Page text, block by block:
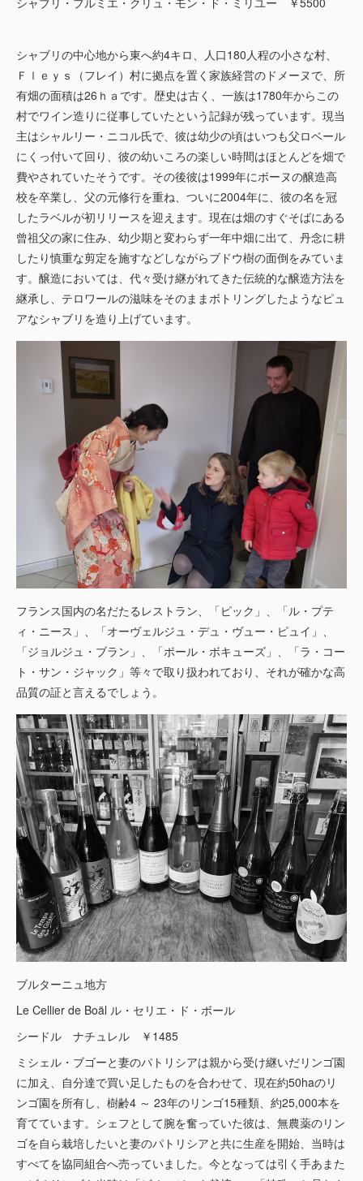
シャブリの中心地から東へ約4キロ、人口180人程の小さな村、
Ｆｌｅｙｓ（フレイ）村に拠点を置く家族経営のドメーヌで、所
有畑の面積は26ｈａです。歴史は古く、一族は1780年からこの
村でワイン造りに従事していたという記録が残っています。現当
主はシャルリー・ニコル氏で、彼は幼少の頃はいつも父ロベール
にくっ付いて回り、彼の幼いころの楽しい時間はほとんどを畑で
費やされていたそうです。その後彼は1999年にボーヌの醸造高
校を卒業し、父の元修行を重ね、ついに2004年に、彼の名を冠
したラベルが初リリースを迎えます。現在は畑のすぐそばにある
曾祖父の家に住み、幼少期と変わらず一年中畑に出て、丹念に耕
したり慎重な剪定を施すなどしながらブドウ樹の面倒をみていま
す。醸造においては、代々受け継がれてきた伝統的な醸造方法を
継承し、テロワールの滋味をそのままボトリングしたようなピュ
アなシャブリを造り上げています。
フランス国内の名だたるレストラン、「ピック」、「ル・プテ
ィ・ニース」、「オーヴェルジュ・デュ・ヴュー・ピュイ」、
「ジョルジュ・ブラン」、「ポール・ボキューズ」、「ラ・コー
ト・サン・ジャック」等々で取り扱われており、それが確かな高
品質の証と言えるでしょう。
ブルターニュ地方
Le Cellier de Boäl ル・セリエ・ド・ボール
シードル ナチュレル ￥1485
ミシェル・ブゴーと妻のパトリシアは親から受け継いだリンゴ園
に加え、自分達で買い足したものを合わせて、現在約50haのリ
ンゴ園を所有し、樹齢4 ～ 23年のリンゴ15種類、約25,000本を
育てています。シェフとして腕を奮っていた彼は、無農薬のリン
ゴを自ら栽培したいと妻のパトリシアと共に生産を開始、当時は
すべてを協同組合へ売っていました。今となっては引く手あまた